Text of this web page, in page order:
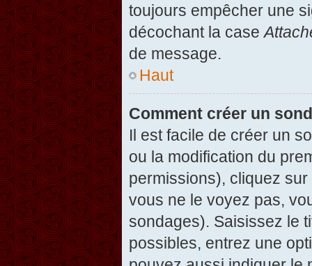
toujours empêcher une
décochant la case
de message.
Haut
Comment créer un
Il est facile de créer un
ou la modification du
permissions), cliquez sur
vous ne le voyez pas,
sondages). Saisissez le
possibles, entrez une